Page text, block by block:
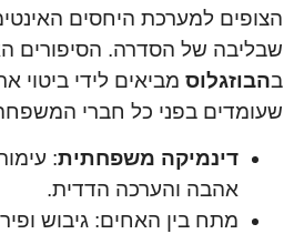
הצופים למערכת היחסים
שבליבה של הסדרה. הסיפורים
בהבוזגלוס מביאים לידי ביטוי
שעומדים בפני כל חברי
דינמיקה משפחתית:
אהבה והערכה הדדית.
מתח בין האחים: גיבוש